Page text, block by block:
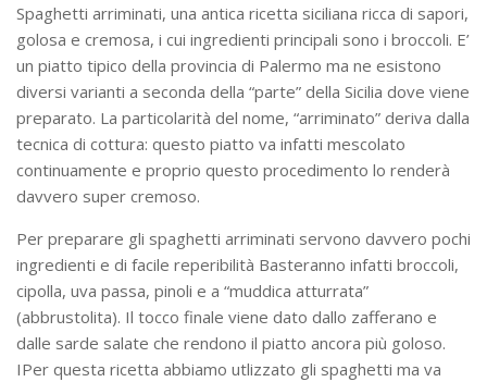
Spaghetti arriminati, una antica ricetta siciliana ricca di sapori,
golosa e cremosa, i cui ingredienti principali sono i broccoli. E’
un piatto tipico della provincia di Palermo ma ne esistono
diversi varianti a seconda della “parte” della Sicilia dove viene
preparato. La particolarità del nome, “arriminato” deriva dalla
tecnica di cottura: questo piatto va infatti mescolato
continuamente e proprio questo procedimento lo renderà
davvero super cremoso.
Per preparare gli spaghetti arriminati servono davvero pochi
ingredienti e di facile reperibilità Basteranno infatti broccoli,
cipolla, uva passa, pinoli e a “muddica atturrata”
(abbrustolita). Il tocco finale viene dato dallo zafferano e
dalle sarde salate che rendono il piatto ancora più goloso.
IPer questa ricetta abbiamo utlizzato gli spaghetti ma va